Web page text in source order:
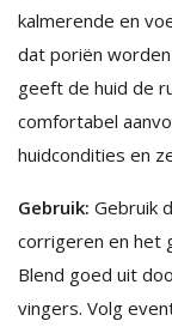
kalmerende en
dat poriën
geeft de huid de
comfortabel
huidcondities en
Gebruik: Gebruik
corrigeren en het
Blend goed uit
vingers. Volg